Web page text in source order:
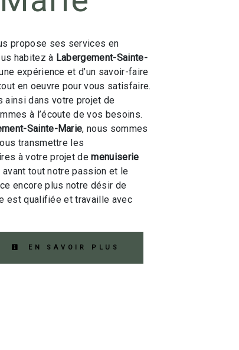
propose ses services en
habitez à Labergement-Sainte-
expérience et d’un savoir-faire
en oeuvre pour vous satisfaire.
ainsi dans votre projet de
à l’écoute de vos besoins.
Sainte-Marie, nous sommes
transmettre les
à votre projet demenuiserie
tout notre passion et le
encore plus notre désir de
est qualifiée et travaille avec
EN SAVOIR PLUS